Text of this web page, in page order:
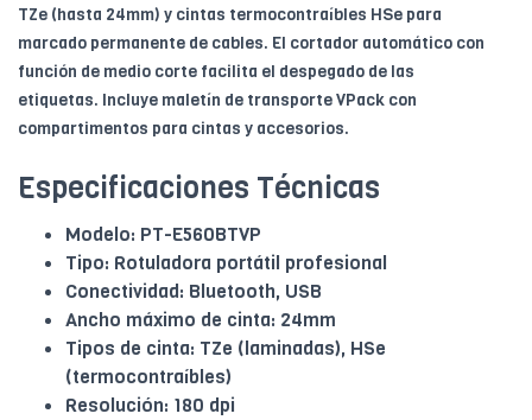
TZe (hasta 24mm) y cintas termocontraíbles HSe para
marcado permanente de cables. El cortador automático con
función de medio corte facilita el despegado de las
etiquetas. Incluye maletín de transporte VPack con
compartimentos para cintas y accesorios.
Especificaciones Técnicas
Modelo: PT-E560BTVP
Tipo: Rotuladora portátil profesional
Conectividad: Bluetooth, USB
Ancho máximo de cinta: 24mm
Tipos de cinta: TZe (laminadas), HSe
(termocontraíbles)
Resolución: 180 dpi